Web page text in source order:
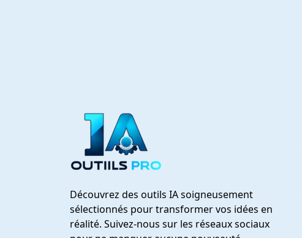
Découvrez des outils IA soigneusement
sélectionnés pour transformer vos idées en
réalité. Suivez-nous sur les réseaux sociaux